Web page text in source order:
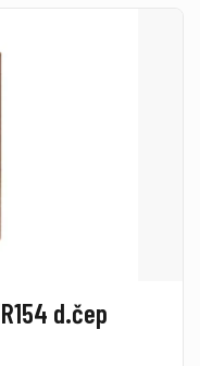
d.čep